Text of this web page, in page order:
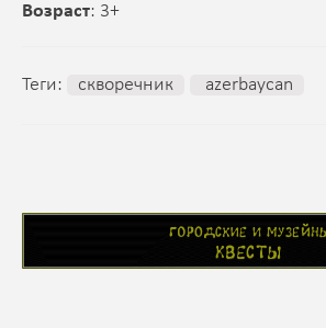
Возраст: 3+
Теги: скворечник azerbaycan